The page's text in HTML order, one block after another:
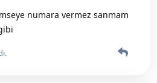
numara vermez sanmam